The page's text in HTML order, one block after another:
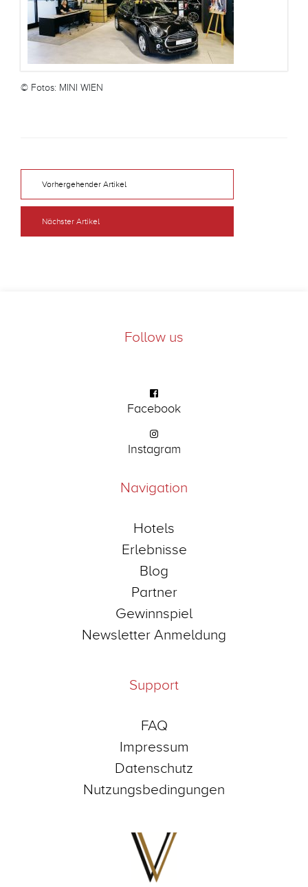
© Fotos: MINI WIEN
Vorhergehender Artikel
Nächster Artikel
Navigation
Hotels
Erlebnisse
Blog
Partner
Gewinnspiel
Newsletter Anmeldung
Support
FAQ
Impressum
Datenschutz
Nutzungsbedingungen
Follow us
Facebook
Instagram